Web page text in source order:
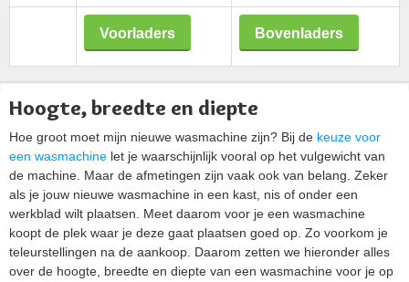
Voorladers Bovenladers
Hoogte, breedte en diepte
Hoe groot moet mijn nieuwe wasmachine zijn? Bij de keuze voor
een wasmachine let je waarschijnlijk vooral op het vulgewicht van
de machine. Maar de afmetingen zijn vaak ook van belang. Zeker
als je jouw nieuwe wasmachine in een kast, nis of onder een
werkblad wilt plaatsen. Meet daarom voor je een wasmachine
koopt de plek waar je deze gaat plaatsen goed op. Zo voorkom je
teleurstellingen na de aankoop. Daarom zetten we hieronder alles
over de hoogte, breedte en diepte van een wasmachine voor je op